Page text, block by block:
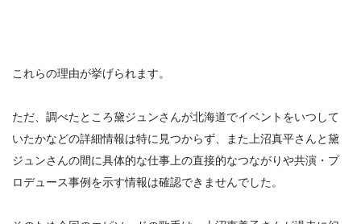
これらの理由が挙げられます。
ただ、調べたところ黛ジュンさんが北海道でイベントをいつして
いたかなどの詳細情報は特に見つからず、また上沼真平さんと黛
ジュンさんの間に具体的な仕事上の直接的なつながりや共演・プ
ロデュース事例を示す情報は確認できませんでした。